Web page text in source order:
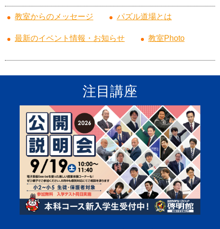
教室からのメッセージ パズル道場とは
最新のイベント情報・お知らせ 教室Photo
注目講座